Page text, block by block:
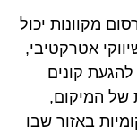
מקוונות יכול
אטרקטיבי,
קונים
של המיקום,
באזור שבו